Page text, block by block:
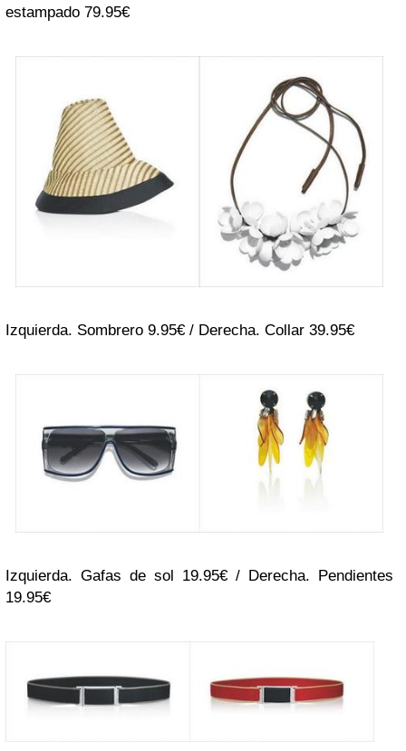
estampado 79.95€
Izquierda. Sombrero 9.95€ / Derecha. Collar 39.95€
Izquierda. Gafas de sol 19.95€ / Derecha. Pendientes
19.95€